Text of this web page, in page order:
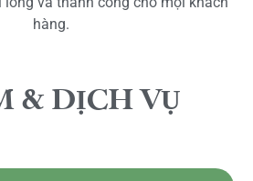
hàng.
& DỊCH VỤ